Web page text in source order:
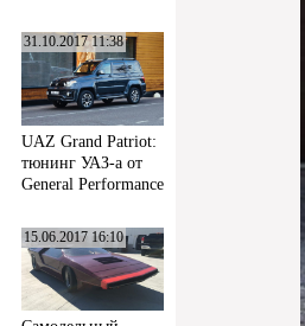
31.10.2017 11:38
UAZ Grand Patriot:
тюнинг УАЗ-а от
General Performance
15.06.2017 16:10